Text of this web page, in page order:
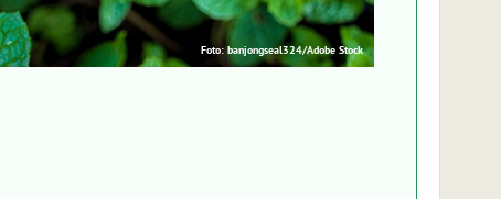
Foto: banjongseal324/Adobe Stock